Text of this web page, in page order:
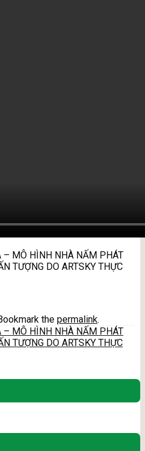
– MÔ HÌNH NHÀ NẤM PHÁT
TƯỢNG DO ARTSKY THỰC
the permalink.
– MÔ HÌNH NHÀ NẤM PHÁT
TƯỢNG DO ARTSKY THỰC